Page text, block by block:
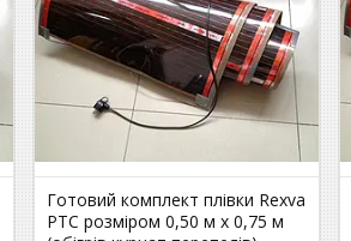
Готовий комплект плівки Rexva
PTC розміром 0,50 м х 0,75 м